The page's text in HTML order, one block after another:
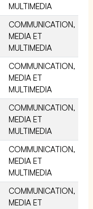
MULTIMEDIA
COMMUNICATION,
MEDIA ET
MULTIMEDIA
COMMUNICATION,
MEDIA ET
MULTIMEDIA
COMMUNICATION,
MEDIA ET
MULTIMEDIA
COMMUNICATION,
MEDIA ET
MULTIMEDIA
COMMUNICATION,
MEDIA ET